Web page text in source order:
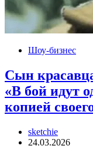
Шоу-бизнес
Сын
«В бой идут
копией
sketchie
24.03.2026